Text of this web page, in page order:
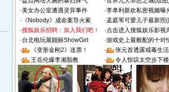
·美女办公室遭遇灵异事件 ·李孝利新欢私密视频曝
· 《Nobody》成命案导火索 ·孟庭苇可爱儿子最新照
·搜狐娱乐招聘：加入我们吧！ ·点击进入搜狐娱乐影视
·台北电玩展靓丽ShowGirl ·游戏史上最般配的十对
·
《变形金刚2》送票！ ·
张元首透露戒毒生活
·
王岳伦爆李湘胎教 · 令人惊叹太空步下